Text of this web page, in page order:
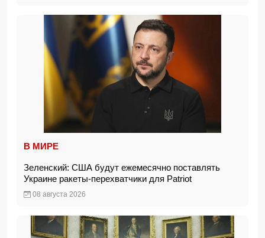
В МИРЕ
Зеленский: США будут ежемесячно поставлять
Украине ракеты-перехватчики для Patriot
08 августа 2026